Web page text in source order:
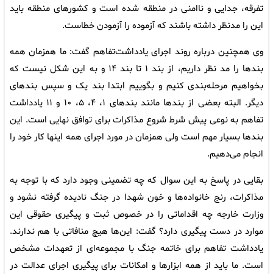
تفرقه، جدایی و ناامنی در منطقه شده است و کشورهای منطقه باید
این را مدنظر داشته باشند که آزموده را آزمودن خطاست.
وی همچنین درباره روند اجرای یادداشت‌تفاهم گفت: ما همزمان همه
بندها را مد نظر داریم، از بند ۱ تا بند ۱۴ و به این شکل نیست که
بخواهیم مرحله‌بندی کنیم و بگوییم ابتدا بند یک و سپس بندهای
دیگر. البته بعضی از بندها مانند بندهای ۱، ۴، ۵، ۱۰ و ۱۱ یادداشت
تفاهم به نوعی پیش شرط شروع مذاکرات برای توافق نهایی است. این
بندها بسیار مهم است ولی همزمان در مورد اجرای همه اینها کار خود را
انجام می‌دهیم.
بقایی در پاسخ به این سوال که چه تضمینی وجود دارد که با توجه به
مذاکرات، رنج خانواده‌ها و خون شهدا در جنگ نادیده گرفته نشود و
وزارت خارجه چه اقداماتی را در خصوص ثبت و پیگیری حقوقی این
موارد در دست پیگیری دارد؟ گفت: این‌ها هیچ منافاتی با هم ندارند.
یادداشت تفاهم برای خاتمه جنگ با مجموعه‌ای از تعهدات مشخص
است. ما باید از همه ابزارها و امکانات برای پیگیری اجرای عدالت در